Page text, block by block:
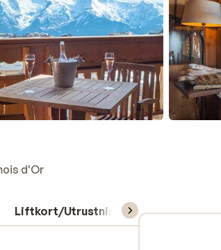
d'Or
Liftkort/Utrustning/Skidskola